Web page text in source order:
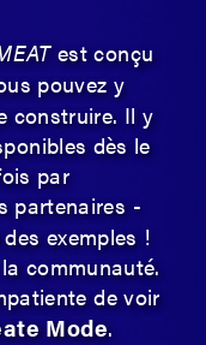
est conçu
pouvez y
construire. Il y
dès le
par
partenaires -
exemples !
communauté.
de voir
Mode.